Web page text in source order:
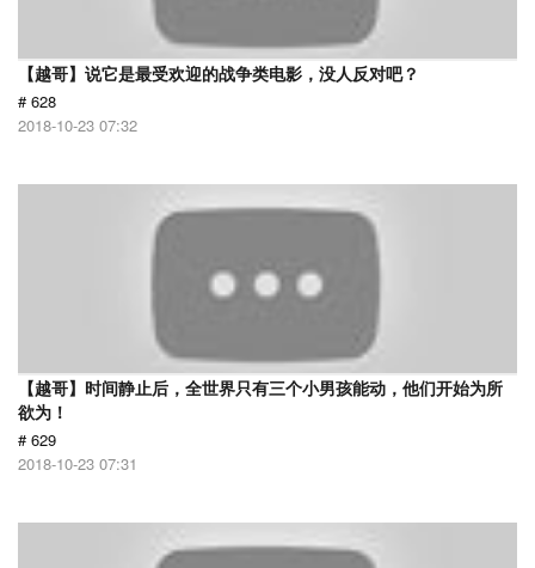
【越哥】说它是最受欢迎的战争类电影，没人反对吧？
# 628
2018-10-23 07:32
【越哥】时间静止后，全世界只有三个小男孩能动，他们开始为所
欲为！
# 629
2018-10-23 07:31